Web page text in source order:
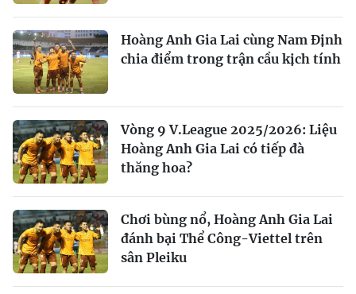
Hoàng Anh Gia Lai cùng Nam Định
chia điểm trong trận cầu kịch tính
Vòng 9 V.League 2025/2026: Liệu
Hoàng Anh Gia Lai có tiếp đà
thăng hoa?
Chơi bùng nổ, Hoàng Anh Gia Lai
đánh bại Thể Công-Viettel trên
sân Pleiku